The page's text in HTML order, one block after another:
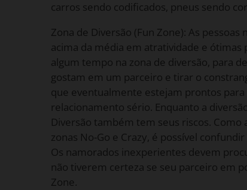
carros sendo codificados, pneus sendo
Zona de Diversão (Fun Zone): As pessoas
acima da média em atratividade e ótimas
algum tempo na zona de diversão, para
gostam em um parceiro e tirar o
que eventualmente estejam prontos
relacionamento sério. Enquanto a
Diversão também tem seus riscos. Como
zonas No-Go e Crazy, é possível
Os namorados inexperientes devem
não tiverem certeza se seu parceiro em
Zone.